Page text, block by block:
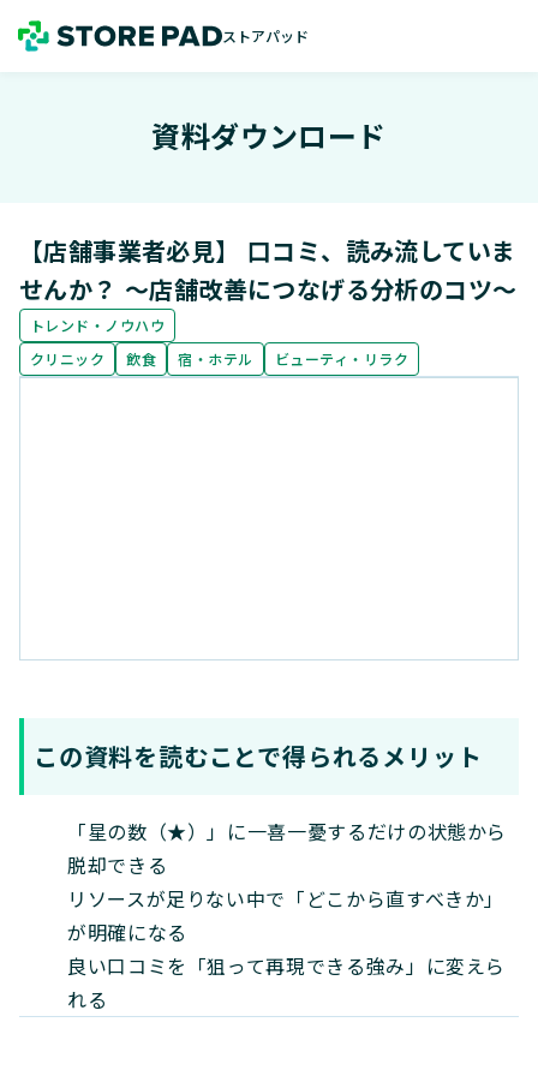
資料ダウンロード
【店舗事業者必見】 口コミ、読み流していま
せんか？ ～店舗改善につなげる分析のコツ～
トレンド・ノウハウ
クリニック
飲食 宿・ホテル ビューティ・リラク
この資料を読むことで得られるメリット
「星の数（★）」に一喜一憂するだけの状態から
脱却できる
リソースが足りない中で「どこから直すべきか」
が明確になる
良い口コミを「狙って再現できる強み」に変えら
れる
ストアパッド
ストアパッド